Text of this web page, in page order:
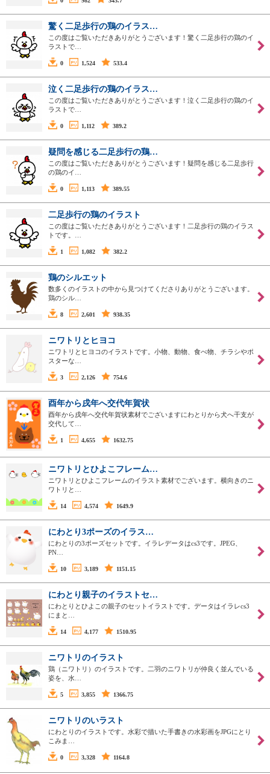
驚く二足歩行の鶏のイラス…
この度はご覧いただきありがとうございます！驚く二足歩行の鶏のイ
ラストで…
0 1,524 533.4
泣く二足歩行の鶏のイラス…
この度はご覧いただきありがとうございます！泣く二足歩行の鶏のイ
ラストで…
0 1,112 389.2
疑問を感じる二足歩行の鶏…
この度はご覧いただきありがとうございます！疑問を感じる二足歩行
の鶏のイ…
0 1,113 389.55
二足歩行の鶏のイラスト
この度はご覧いただきありがとうございます！二足歩行の鶏のイラス
トです。…
1 1,082 382.2
鶏のシルエット
数多くのイラストの中から見つけてくださりありがとうございます。
鶏のシル…
8 2,601 938.35
ニワトリとヒヨコ
ニワトリとヒヨコのイラストです。小物、動物、食べ物、チラシやポ
スターな…
3 2,126 754.6
酉年から戌年へ交代年賀状
酉年から戌年へ交代年賀状素材でございますにわとりから犬へ干支が
交代して…
1 4,655 1632.75
ニワトリとひよこフレーム…
ニワトリとひよこフレームのイラスト素材でございます。横向きのニ
ワトリと…
14 4,574 1649.9
にわとり3ポーズのイラス…
にわとりの3ポーズセットです。イラレデータはcs3です。JPEG、
PN…
10 3,189 1151.15
にわとり親子のイラストセ…
にわとりとひよこの親子のセットイラストです。データはイラレcs3
にまと…
14 4,177 1510.95
ニワトリのイラスト
鶏（ニワトリ）のイラストです。二羽のニワトリが仲良く並んでいる
姿を、水…
5 3,855 1366.75
ニワトリのいラスト
にわとりのイラストです。水彩で描いた手書きの水彩画をJPGにとり
こみま…
0 3,328 1164.8